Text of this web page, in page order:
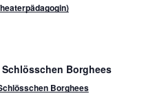
Borghees
Borghees